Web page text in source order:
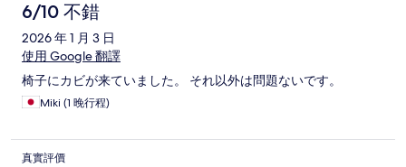
6/10 不錯
2026 年 1 月 3 日
使用 Google 翻譯
椅子にカビが来ていました。 それ以外は問題ないです。
Miki (1 晚行程)
真實評價